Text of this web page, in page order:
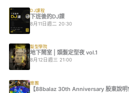
DJ課程
下班後的DJ課
8月11日週二 20:30
髮型學院
地下鬧室 | 頭髮定型夜 vol.1
8月12日週三 21:00
樂團
【88balaz 30th Anniversary 股東說明